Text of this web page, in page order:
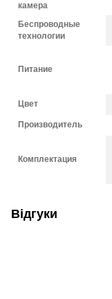
камера
Беспроводные
технологии
Питание
Цвет
Производитель
Комплектация
Відгуки